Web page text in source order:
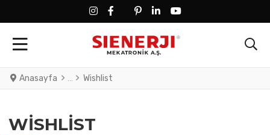
FACEBOOK SOCIAL LINK
FACEBOOK SOCIAL LINK
TWITTER SOCIAL LINK
PINTEREST SOCIAL LINK
LINKEDIN SOCIAL LINK
YOUTUBE SOCIAL LINK
Anasayfa Wishlist
WISHLIST